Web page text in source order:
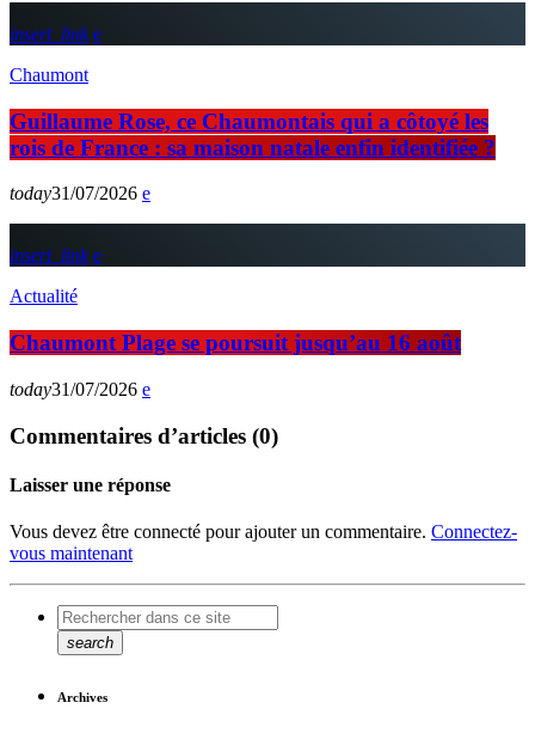
insert_link
Chaumont
Guillaume Rose, ce Chaumontais qui a côtoyé les
rois de France : sa maison natale enfin identifiée ?
today31/07/2026
insert_link
Actualité
Chaumont Plage se poursuit jusqu’au 16 août
today31/07/2026
Commentaires d’articles (0)
Laisser une réponse
Vous devez être connecté pour ajouter un commentaire. Connectez-
vous maintenant
search
Archives